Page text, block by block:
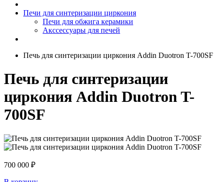
Печи для синтеризации циркония
Печи для обжига керамики
Акссессуары для печей
Печь для синтеризации циркония Addin Duotron T-700SF
Печь для синтеризации
циркония Addin Duotron T-
700SF
700 000 ₽